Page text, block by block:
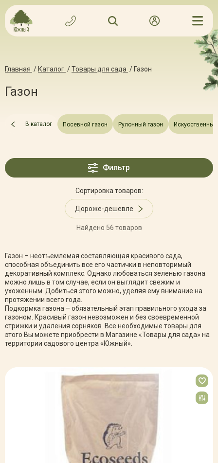
Главная / Каталог /Товары для сада / Газон
Газон
В каталог Посевной газон Рулонный газон
Фильтр
Сортировка товаров:
Дороже-дешевле
Найдено 56 товаров
Газон – неотъемлемая составляющая красивого сада,
способная объединить все его частички в неповторимый
декоративный комплекс. Однако любоваться зеленью газона
можно лишь в том случае, если он выглядит свежим и
ухоженным. Добиться этого можно, уделяя ему внимание на
протяжении всего года.
Подкормка газона – обязательный этап правильного ухода за
газоном. Красивый газон невозможен и без своевременной
стрижки и удаления сорняков. Все необходимые товары для
этого Вы можете приобрести в Магазине «Товары для сада» на
территории садового центра «Южный».